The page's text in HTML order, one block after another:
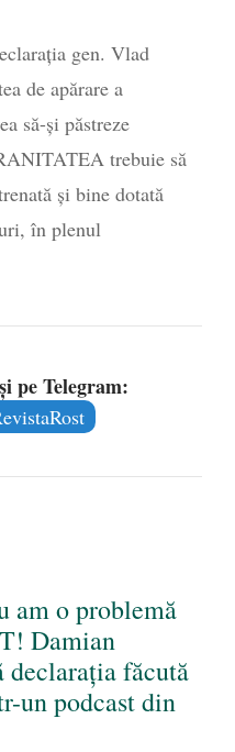
înlăturat din Iași
gen. Vlad
de apărare a
să-și păstreze
trebuie să
și bine dotată
în plenul
pe Telegram:
am o problemă
Damian
declarația făcută
un podcast din